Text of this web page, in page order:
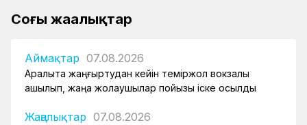
Соңғы жаңалықтар
Аймақтар 07.08.2026
Арқалықта жаңғыртудан кейін теміржол вокзалы
ашылып, жаңа жолаушылар пойызы іске қосылды
Жаңалықтар 07.08.2026